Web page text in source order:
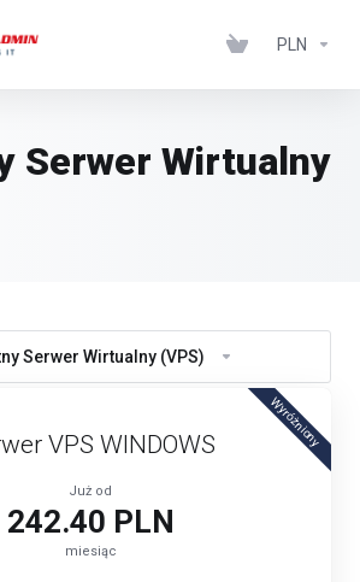
PLN
Serwer Wirtualny
Serwer Wirtualny (VPS)
Wyróżniony
VPS WINDOWS
Już od
242.40 PLN
miesiąc